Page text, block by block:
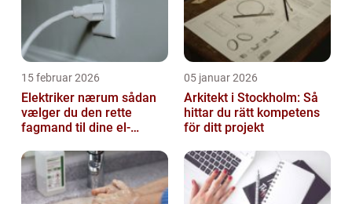
15 februar 2026
Elektriker nærum sådan
vælger du den rette
fagmand til dine el-
05 januar 2026
Arkitekt i Stockholm: Så
hittar du rätt kompetens
för ditt projekt